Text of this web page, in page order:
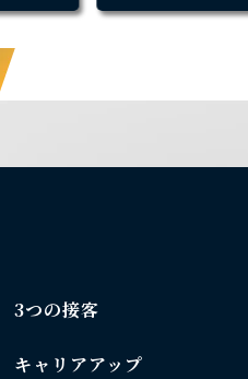
キャリアアップ
3つの接客